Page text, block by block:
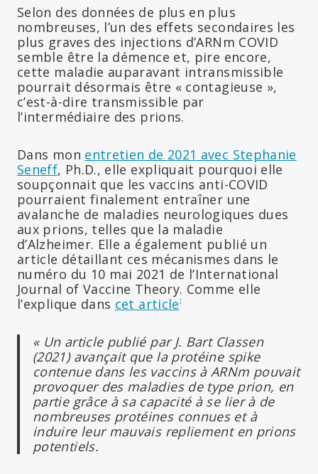
Selon des données de plus en plus
nombreuses, l’un des effets secondaires les
plus graves des injections d’ARNm COVID
semble être la démence et, pire encore,
cette maladie auparavant intransmissible
pourrait désormais être « contagieuse »,
c’est-à-dire transmissible par
l’intermédiaire des prions.
Dans mon entretien de 2021 avec Stephanie
Seneff, Ph.D., elle expliquait pourquoi elle
soupçonnait que les vaccins anti-COVID
pourraient finalement entraîner une
avalanche de maladies neurologiques dues
aux prions, telles que la maladie
d’Alzheimer. Elle a également publié un
article détaillant ces mécanismes dans le
numéro du 10 mai 2021 de l’International
Journal of Vaccine Theory. Comme elle
l’explique dans cet article:
« Un article publié par J. Bart Classen
(2021) avançait que la protéine spike
contenue dans les vaccins à ARNm pouvait
provoquer des maladies de type prion, en
partie grâce à sa capacité à se lier à de
nombreuses protéines connues et à
induire leur mauvais repliement en prions
potentiels.